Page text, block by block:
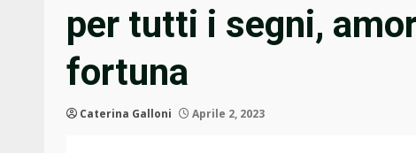
per tutti i segni,
fortuna
Caterina Galloni Aprile 2, 2023